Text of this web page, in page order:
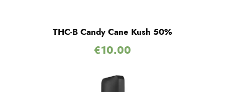
THC-B Candy Cane Kush 50%
€10.00